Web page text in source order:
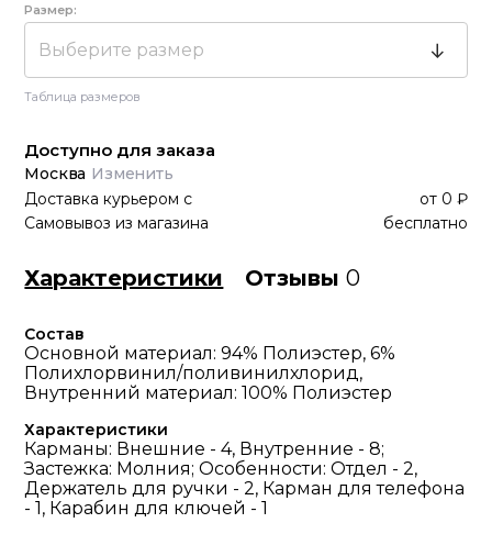
Размер:
Выберите размер
Таблица размеров
Доступно для заказа
Москва Изменить
Доставка курьером с от 0 ₽
Самовывоз из магазина
бесплатно
Характеристики Отзывы0
Состав
Основной материал: 94% Полиэстер, 6%
Полихлорвинил/поливинилхлорид,
Внутренний материал: 100% Полиэстер
Характеристики
Карманы: Внешние - 4, Внутренние - 8;
Застежка: Молния; Особенности: Отдел - 2,
Держатель для ручки - 2, Карман для телефона
- 1, Карабин для ключей - 1